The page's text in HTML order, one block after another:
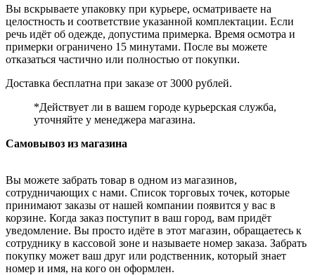
Вы вскрываете упаковку при курьере, осматриваете на
целостность и соответствие указанной комплектации. Если
речь идёт об одежде, допустима примерка. Время осмотра и
примерки ограничено 15 минутами. После вы можете
отказаться частично или полностью от покупки.
Доставка бесплатна при заказе от 3000 рублей.
*Действует ли в вашем городе курьерская служба,
уточняйте у менеджера магазина.
Самовывоз из магазина
Вы можете забрать товар в одном из магазинов,
сотрудничающих с нами. Список торговых точек, которые
принимают заказы от нашей компании появится у вас в
корзине. Когда заказ поступит в ваш город, вам придёт
уведомление. Вы просто идёте в этот магазин, обращаетесь к
сотруднику в кассовой зоне и называете номер заказа. Забрать
покупку может ваш друг или родственник, который знает
номер и имя, на кого он оформлен.